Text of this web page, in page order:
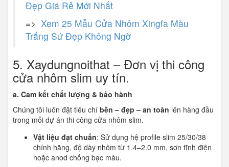
Đẹp Giá Rẻ Mới Nhất
=> Xem 25 Mẫu Cửa Nhôm Xingfa Màu
Trắng Sứ Đẹp Không Ngờ
5. Xaydungnoithat – Đơn vị thi công
cửa nhôm slim uy tín.
a. Cam kết chất lượng & bảo hành
Chúng tôi luôn đặt tiêu chí bền – đẹp – an toàn lên hàng đầu
trong mỗi dự án thi công cửa nhôm slim.
Vật liệu đạt chuẩn: Sử dụng hệ profile slim 25/30/38
chính hãng, độ dày nhôm từ 1.4–2.0 mm, sơn tĩnh điện
hoặc anod chống bạc màu.